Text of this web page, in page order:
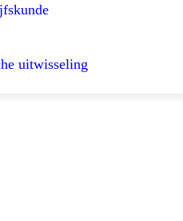
uitwisseling